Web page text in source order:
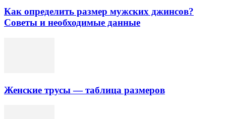
Как определить размер мужских джинсов?
Советы и необходимые данные
Женские трусы — таблица размеров